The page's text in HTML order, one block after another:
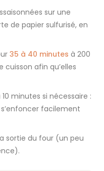
sur une
de papier sulfurisé, en
35 à 40 minutes à 200
afin qu’elles
minutes si nécessaire :
facilement
sortie du four (un peu